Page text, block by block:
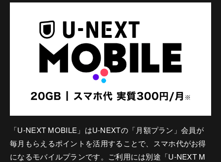
「U-NEXT MOBILE」はU-NEXTの「月額プラン」会員が
毎月もらえるポイントを活用することで、スマホ代がお得
になるモバイルプランです。ご利用には別途「U-NEXT M